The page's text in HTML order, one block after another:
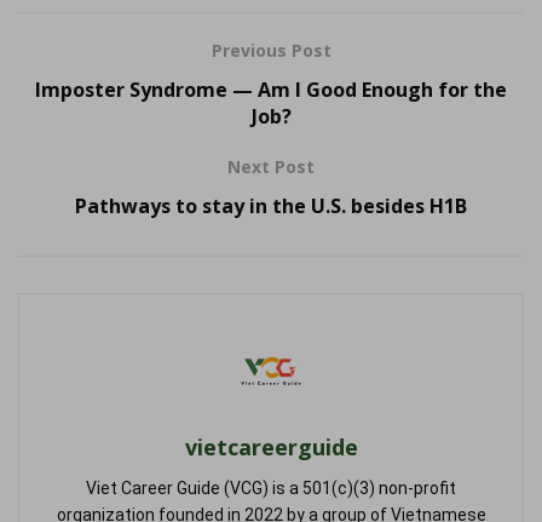
Previous Post
Imposter Syndrome — Am I Good Enough for the
Job?
Next Post
Pathways to stay in the U.S. besides H1B
vietcareerguide
Viet Career Guide (VCG) is a 501(c)(3) non-profit
organization founded in 2022 by a group of Vietnamese